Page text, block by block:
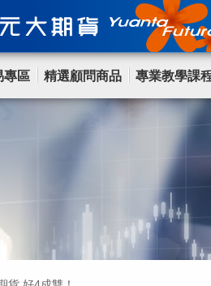
專區 精選顧問商品 專業教學課